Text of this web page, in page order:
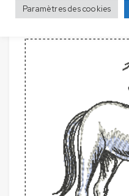
Paramètres des cookies